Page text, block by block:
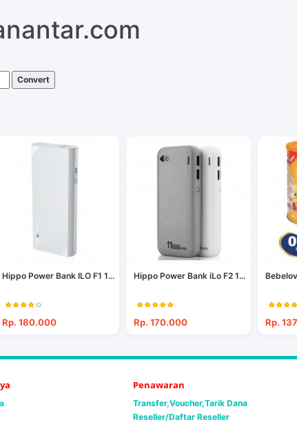
Convert
Hippo Power Bank ILO F1 1...
Rp. 180.000
Hippo Power Bank iLo F2 1...
Rp. 170.000 Rp.
Penawaran
Transfer,Voucher,Tarik Dana
Reseller/Daftar Reseller